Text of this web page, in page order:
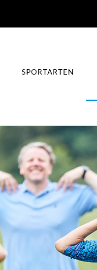
SPORTARTEN